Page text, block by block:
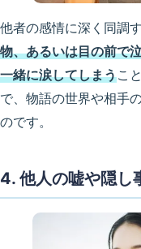
他者の感情に深く同調す
物、あるいは目の前で
一緒に涙してしまうこ
で、物語の世界や相手
のです。
4. 他人の嘘や隠し